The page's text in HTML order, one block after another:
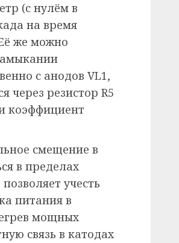
(с нулём в
на время
же можно
с анодов VL1,
через резистор R5
коэффициент
смещение в
в пределах
учесть
питания в
мощных
связь в катодах